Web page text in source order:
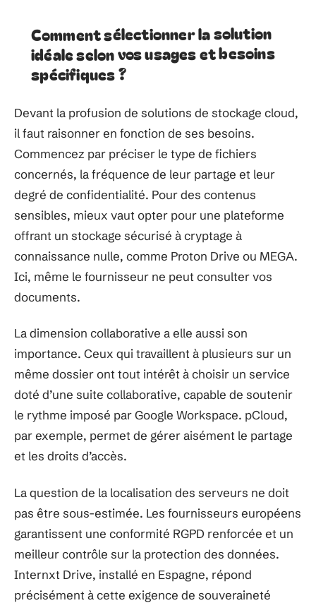
Comment sélectionner la solution
idéale selon vos usages et besoins
spécifiques ?
Devant la profusion de solutions de stockage cloud,
il faut raisonner en fonction de ses besoins.
Commencez par préciser le type de fichiers
concernés, la fréquence de leur partage et leur
degré de confidentialité. Pour des contenus
sensibles, mieux vaut opter pour une plateforme
offrant un stockage sécurisé à cryptage à
connaissance nulle, comme Proton Drive ou MEGA.
Ici, même le fournisseur ne peut consulter vos
documents.
La dimension collaborative a elle aussi son
importance. Ceux qui travaillent à plusieurs sur un
même dossier ont tout intérêt à choisir un service
doté d’une suite collaborative, capable de soutenir
le rythme imposé par Google Workspace. pCloud,
par exemple, permet de gérer aisément le partage
et les droits d’accès.
La question de la localisation des serveurs ne doit
pas être sous-estimée. Les fournisseurs européens
garantissent une conformité RGPD renforcée et un
meilleur contrôle sur la protection des données.
Internxt Drive, installé en Espagne, répond
précisément à cette exigence de souveraineté